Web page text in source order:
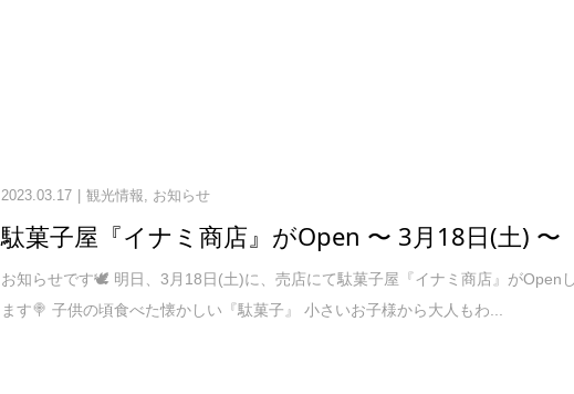
2023.03.17 観光情報 お知らせ
駄菓子屋『イナミ商店』がOpen 〜 3月18日(土) 〜
お知らせです🕊 明日、3月18日(土)に、売店にて駄菓子屋『イナミ商店』がOpen
ます🍭 子供の頃食べた懐かしい『駄菓子』 小さいお子様から大人もわ...